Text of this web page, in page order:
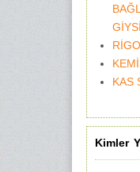
KAS
Kimler